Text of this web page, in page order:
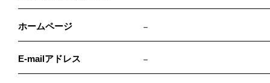
ホームページ －
E-mailアドレス －